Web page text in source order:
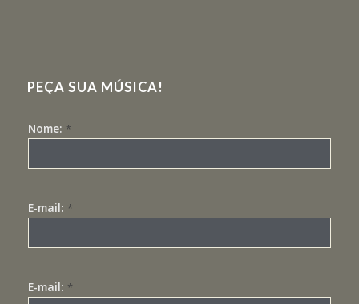
PEÇA SUA MÚSICA!
Nome: *
E-mail: *
E-mail: *